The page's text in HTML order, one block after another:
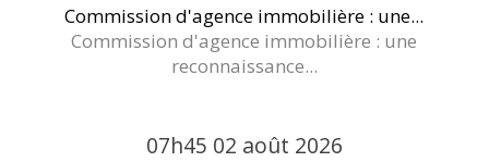
Commission d'agence immobilière : une...
Commission d'agence immobilière : une
reconnaissance...
07h45 02 août 2026